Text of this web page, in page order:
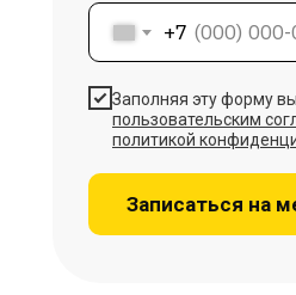
+7
Заполняя эту форму
пользовательским
политикой
Записаться на